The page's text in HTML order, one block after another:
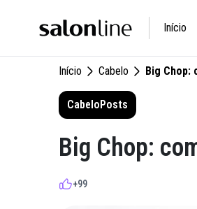
Início
Início Cabelo Big Chop:
CabeloPosts
Big Chop:
+99